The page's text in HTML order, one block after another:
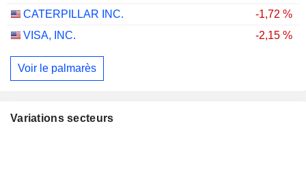
CATERPILLAR INC.
-1,72 %
VISA, INC.
-2,15 %
Voir le palmarès
Variations secteurs